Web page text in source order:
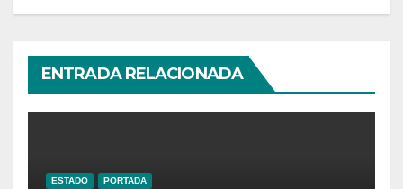
ENTRADA RELACIONADA
ESTADO PORTADA